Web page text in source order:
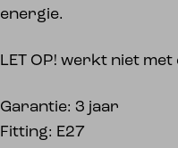
energie.
LET OP! werkt niet
Garantie: 3 jaar
Fitting: E27